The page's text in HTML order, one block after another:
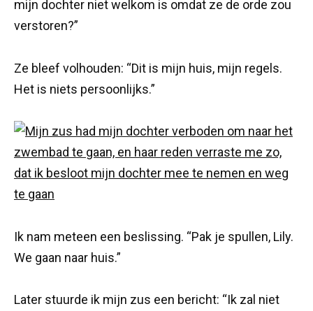
mijn dochter niet welkom is omdat ze de orde zou
verstoren?”
Ze bleef volhouden: “Dit is mijn huis, mijn regels.
Het is niets persoonlijks.”
Ik nam meteen een beslissing. “Pak je spullen, Lily.
We gaan naar huis.”
Later stuurde ik mijn zus een bericht: “Ik zal niet